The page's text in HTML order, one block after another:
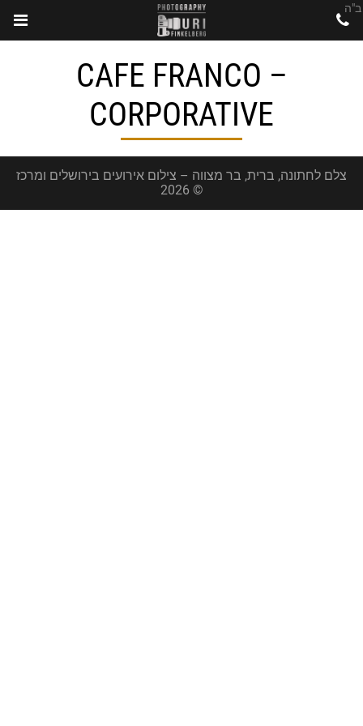
ב"ה
CAFE FRANCO –
CORPORATIVE
צלם לחתונה, ברית, בר מצווה – צילום אירועים בירושלים ומרכז
© 2026